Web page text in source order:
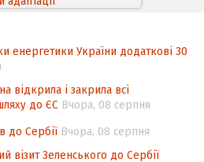
відповідно до
аспекти прав
(TRIPS) у
законодавства щодо
механізму повторного
виборців
енергетики України додаткові 30
відкрила і закрила всі
до ЄС Вчора, 08 серпня
до Сербії Вчора, 08 серпня
візит Зеленського до Сербії